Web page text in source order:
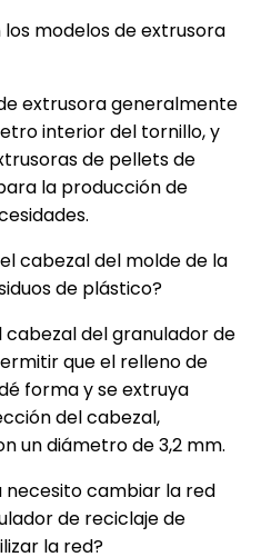
los modelos de extrusora
extrusora generalmente
interior del tornillo, y
de pellets de
la producción de
cabezal del molde de la
de plástico?
cabezal del granulador de
que el relleno de
forma y se extruya
del cabezal,
un diámetro de 3,2 mm.
necesito cambiar la red
de reciclaje de
la red?